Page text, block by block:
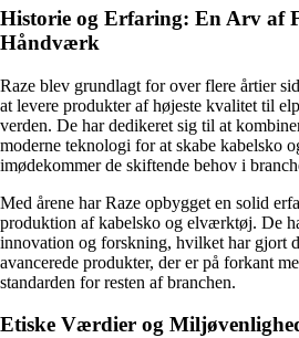
Historie og Erfaring: En Arv af
Håndværk
Raze blev grundlagt for over flere årtier
at levere produkter af højeste kvalitet til
verden. De har dedikeret sig til at
moderne teknologi for at skabe kabelsko
imødekommer de skiftende behov i
Med årene har Raze opbygget en solid
produktion af kabelsko og elværktøj. De
innovation og forskning, hvilket har gjort
avancerede produkter, der er på forkant
standarden for resten af branchen.
Etiske Værdier og